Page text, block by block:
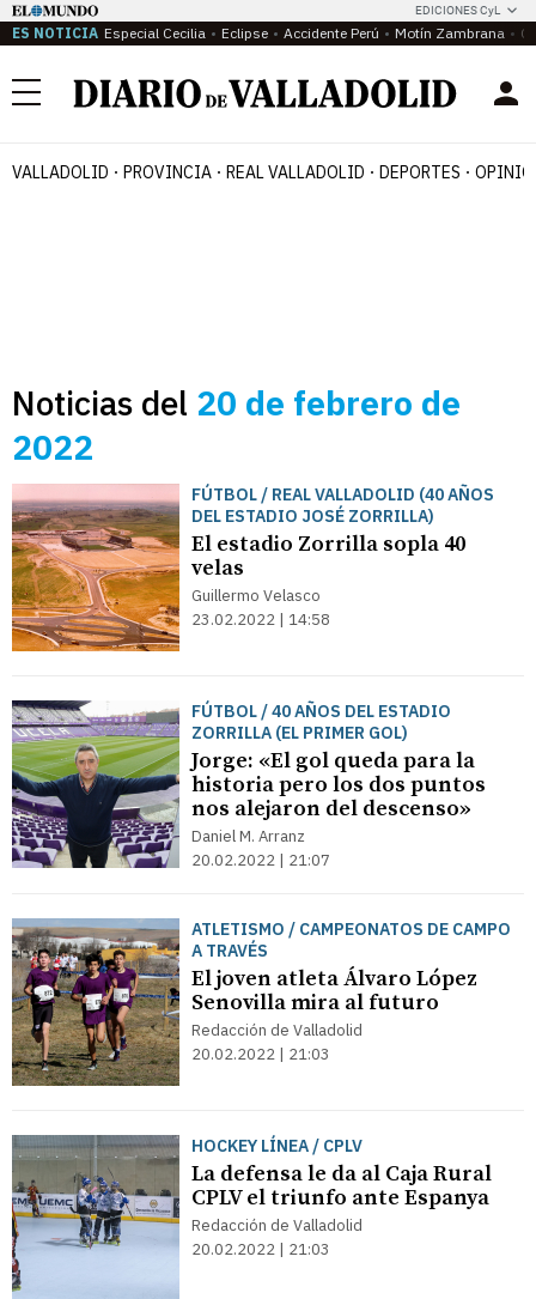
EDICIONES CyL
ES NOTICIA Especial Cecilia Eclipse Accidente Perú Motín Zambrana
Menú
VALLADOLID PROVINCIA REAL VALLADOLID DEPORTES
Noticias del 20 de febrero de
2022
FÚTBOL / REAL VALLADOLID (40 AÑOS
DEL ESTADIO JOSÉ ZORRILLA)
El estadio Zorrilla sopla 40
velas
Guillermo Velasco
23.02.2022 | 14:58
FÚTBOL / 40 AÑOS DEL ESTADIO
ZORRILLA (EL PRIMER GOL)
Jorge: «El gol queda para la
historia pero los dos puntos
nos alejaron del descenso»
Daniel M. Arranz
20.02.2022 | 21:07
ATLETISMO / CAMPEONATOS DE CAMPO
A TRAVÉS
El joven atleta Álvaro López
Senovilla mira al futuro
Redacción de Valladolid
20.02.2022 | 21:03
HOCKEY LÍNEA / CPLV
La defensa le da al Caja Rural
CPLV el triunfo ante Espanya
Redacción de Valladolid
20.02.2022 | 21:03